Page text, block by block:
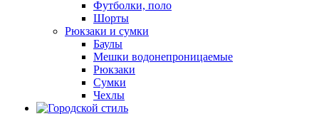
Футболки, поло
Шорты
Рюкзаки и сумки
Баулы
Мешки водонепроницаемые
Рюкзаки
Сумки
Чехлы